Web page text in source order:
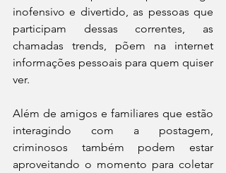
inofensivo e divertido, as pessoas que
participam dessas correntes, as
chamadas trends, põem na internet
informações pessoais para quem quiser
ver.
Além de amigos e familiares que estão
interagindo com a postagem,
criminosos também podem estar
aproveitando o momento para coletar